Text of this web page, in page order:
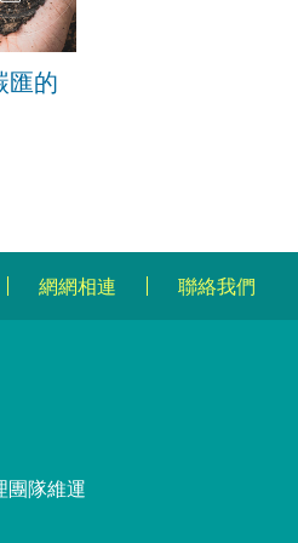
匯的
網網相連 聯絡我們
團隊維運